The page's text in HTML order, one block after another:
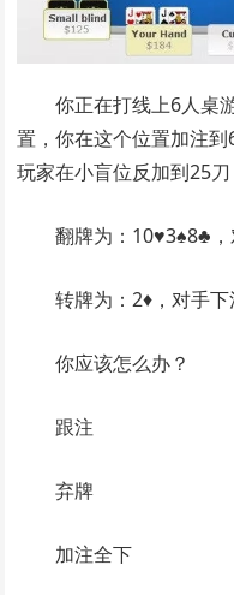
你正在打线上6人桌
置，你在这个位置加注
玩家在小盲位反加到25刀
翻牌为：10♥3♠8♣，
转牌为：2♦，对手下
你应该怎么办？
跟注
弃牌
加注全下